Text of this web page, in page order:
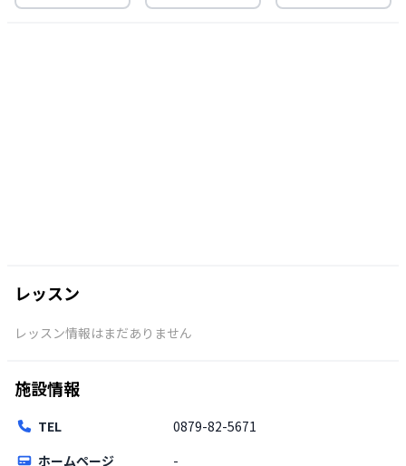
レッスン
レッスン情報はまだありません
施設情報
TEL
0879-82-5671
ホームページ
-